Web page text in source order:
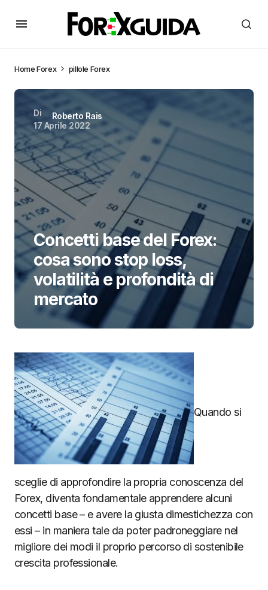
HomeForex pillole Forex
Di
Roberto Rais
17 Aprile 2022
Concetti base del Forex:
cosa sono stop loss,
volatilità e profondità di
mercato
Quando si
sceglie di approfondire la propria conoscenza del
Forex, diventa fondamentale apprendere alcuni
concetti base – e avere la giusta dimestichezza con
essi – in maniera tale da poter padroneggiare nel
migliore dei modi il proprio percorso di sostenibile
crescita professionale.